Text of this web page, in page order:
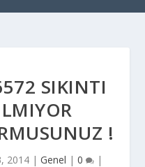
SIKINTI
!
2014 | Genel | 0 |